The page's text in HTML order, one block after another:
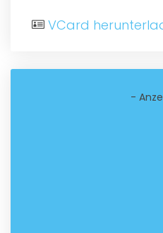
VCard
-